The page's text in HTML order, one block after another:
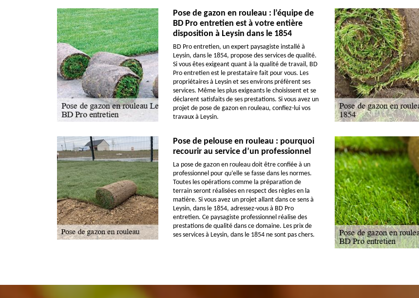
Pose de gazon en rouleau : l’équipe de
BD Pro entretien est à votre entière
disposition à Leysin dans le 1854
BD Pro entretien, un expert paysagiste installé à
Leysin, dans le 1854, propose des services de qualité.
Si vous êtes exigeant quant à la qualité de travail, BD
Pro entretien est le prestataire fait pour vous. Les
propriétaires à Leysin et ses environs préfèrent ses
services. Même les plus exigeants le choisissent et se
déclarent satisfaits de ses prestations. Si vous avez un
projet de pose de gazon en rouleau, confiez-lui vos
travaux à Leysin.
Pose de pelouse en rouleau : pourquoi
recourir au service d’un professionnel
La pose de gazon en rouleau doit être confiée à un
professionnel pour qu’elle se fasse dans les normes.
Toutes les opérations comme la préparation de
terrain seront réalisées en respect des règles en la
matière. Si vous avez un projet allant dans ce sens à
Leysin, dans le 1854, adressez-vous à BD Pro
entretien. Ce paysagiste professionnel réalise des
prestations de qualité dans ce domaine. Les prix de
ses services à Leysin, dans le 1854 ne sont pas chers.